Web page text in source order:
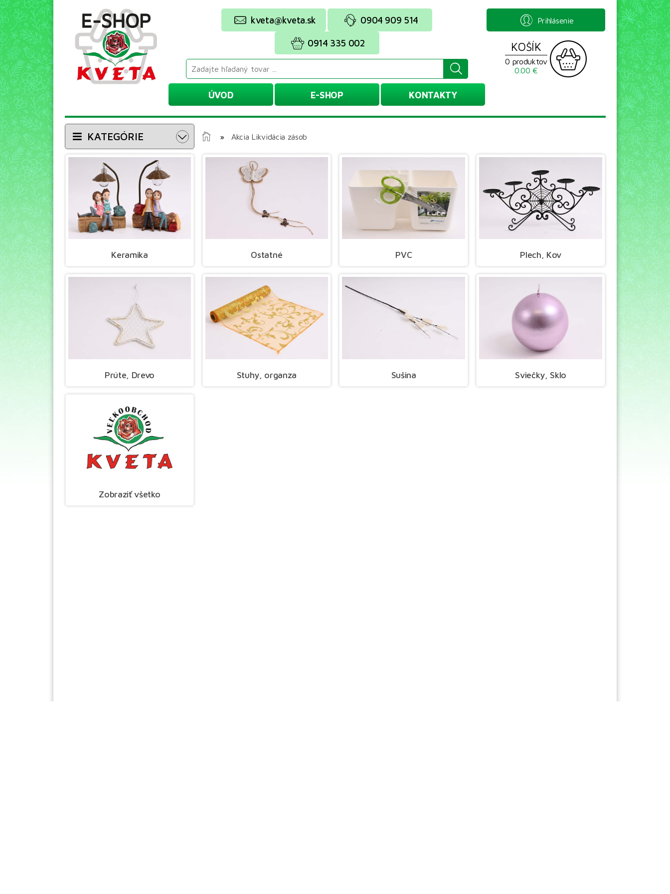
kveta@kveta.sk 0904 909 514
0914 335 002
E-SHOP
ÚVOD KONTAKTY
Prihlásenie
KOŠÍK
0 produktov
0.00 €
KATEGÓRIE » Akcia Likvidácia zásob
Keramika Ostatné PVC Plech, Kov
Prúte, Drevo Stuhy, organza Sušina Sviečky, Sklo
Zobraziť všetko